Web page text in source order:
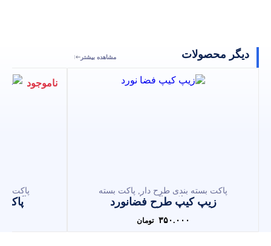
مشاهده بیشتر
بندی طرح دار ,پاکت بسته
پاکت فانتزی,
زیپکیپ طرح فضانورد
ناموجود
پاکت بسته
پاکت بسته بندی قهوه,
پاکت
پاکت کرافت دست